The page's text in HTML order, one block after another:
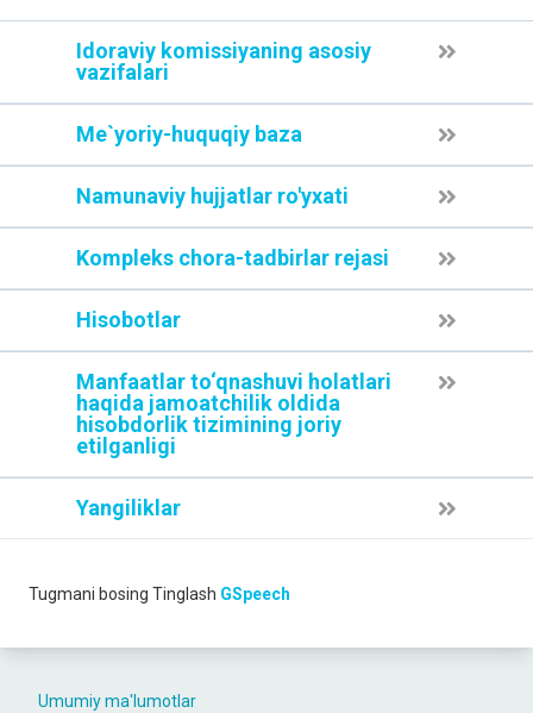
Umumiy ma'lumotlar
Idoraviy komissiyaning asosiy
vazifalari
Me`yoriy-huquqiy baza
Namunaviy hujjatlar ro'yxati
Kompleks chora-tadbirlar rejasi
Hisobotlar
Manfaatlar to‘qnashuvi holatlari
haqida jamoatchilik oldida
hisobdorlik tizimining joriy
etilganligi
Yangiliklar
Tugmani bosing Tinglash GSpeech